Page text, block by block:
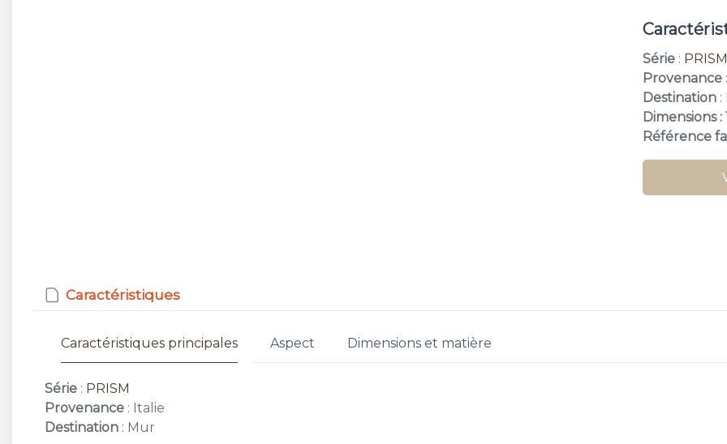
Série : PRISM
Provenance
Destination :
Dimensions
Référence
Caractéristiques
Caractéristiques principales Aspect Dimensions et matière
Série : PRISM
Provenance : Italie
Destination : Mur